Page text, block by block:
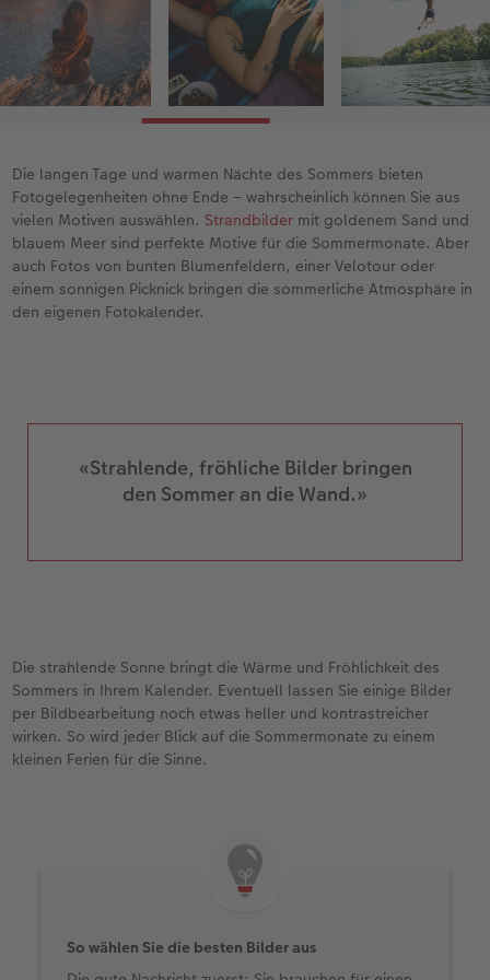
Die langen Tage und warmen Nächte des Sommers bieten
Fotogelegenheiten ohne Ende – wahrscheinlich können Sie aus
vielen Motiven auswählen. Strandbilder mit goldenem Sand und
blauem Meer sind perfekte Motive für die Sommermonate. Aber
auch Fotos von bunten Blumenfeldern, einer Velotour oder
einem sonnigen Picknick bringen die sommerliche Atmosphäre in
den eigenen Fotokalender.
«Strahlende, fröhliche Bilder bringen
den Sommer an die Wand.»
Die strahlende Sonne bringt die Wärme und Fröhlichkeit des
Sommers in Ihrem Kalender. Eventuell lassen Sie einige Bilder
per Bildbearbeitung noch etwas heller und kontrastreicher
wirken. So wird jeder Blick auf die Sommermonate zu einem
kleinen Ferien für die Sinne.
So wählen Sie die besten Bilder aus